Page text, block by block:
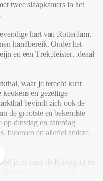
twee slaapkamers in het
handbereik. Onder het
en een Trekpleister, ideaal
waar je terecht kunt
keukens en gezellige
bevindt zich ook de
de grootste en bekendste
dinsdag en zaterdag
bloemen en allerlei andere
je zo naar de Koopgoot en